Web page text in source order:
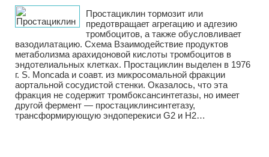
Простациклин тормозит или
предотвращает агрегацию и адгезию
тромбоцитов, а также обусловливает
вазодилатацию. Схема Взаимодействие продуктов
метаболизма арахидоновой кислоты тромбоцитов в
эндотелиальных клетках. Простациклин выделен в 1976
г. S. Moncada и соавт. из микросомальной фракции
аортальной сосудистой стенки. Оказалось, что эта
фракция не содержит тромбоксансинтетазы, но имеет
другой фермент — простациклинсинтетазу,
трансформирующую эндоперекиси G2 и Н2…